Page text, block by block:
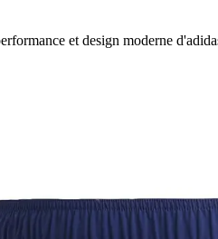
et design moderne